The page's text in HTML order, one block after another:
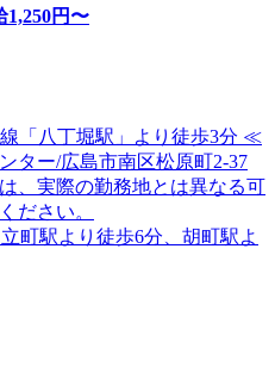
1,250円〜
「八丁堀駅」より徒歩3分 ≪
ター/広島市南区松原町2-37
、実際の勤務地とは異なる可
ださい。
町駅より徒歩6分、胡町駅よ